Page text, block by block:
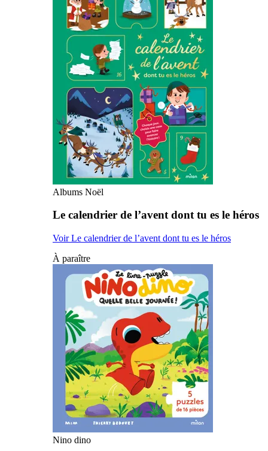
Albums Noël
Le calendrier de l’avent dont tu es le héros
Voir Le calendrier de l’avent dont tu es le héros
À paraître
Nino dino